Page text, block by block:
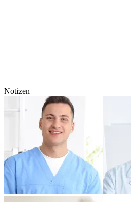
Notizen